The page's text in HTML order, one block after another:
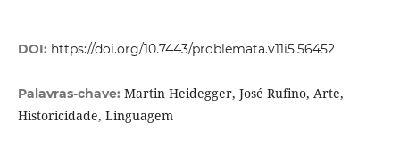
DOI: https://doi.org/10.7443/problemata.v11i5.56452
Palavras-chave: Martin Heidegger, José Rufino, Arte,
Historicidade, Linguagem